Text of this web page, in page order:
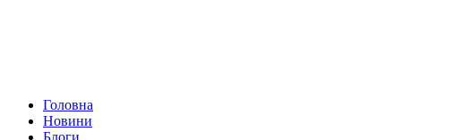
Головна
Новини
Блоги